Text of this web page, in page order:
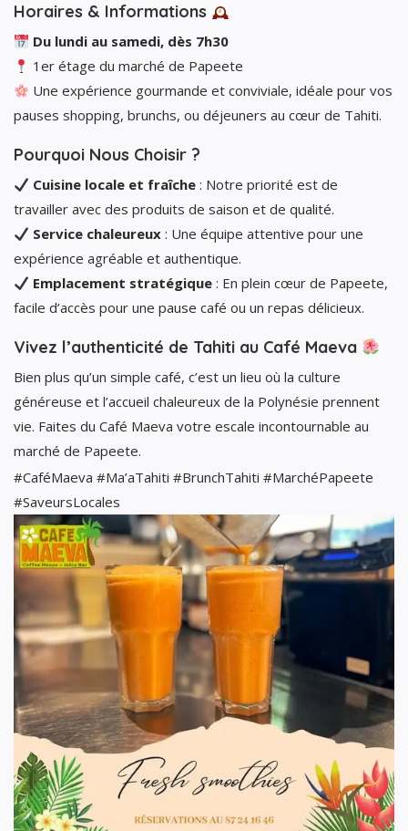
Horaires & Informations
Du lundi au samedi, dès 7h30
1er étage du marché de Papeete
Une expérience gourmande et conviviale, idéale pour vos
pauses shopping, brunchs, ou déjeuners au cœur de Tahiti.
Pourquoi Nous Choisir ?
Cuisine locale et fraîche : Notre priorité est de
travailler avec des produits de saison et de qualité.
Service chaleureux : Une équipe attentive pour une
expérience agréable et authentique.
Emplacement stratégique : En plein cœur de Papeete,
facile d’accès pour une pause café ou un repas délicieux.
Vivez l’authenticité de Tahiti au Café Maeva
Bien plus qu’un simple café, c’est un lieu où la culture
généreuse et l’accueil chaleureux de la Polynésie prennent
vie. Faites du Café Maeva votre escale incontournable au
marché de Papeete.
#CaféMaeva #Ma’aTahiti #BrunchTahiti #MarchéPapeete
#SaveursLocales